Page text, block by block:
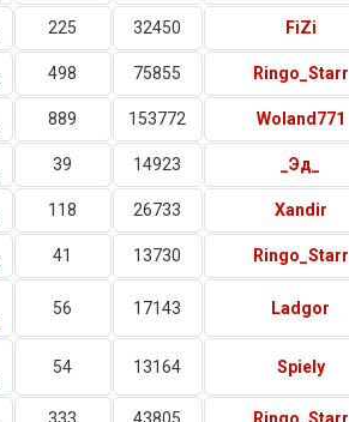
225 32450 FiZi
498 75855 Ringo_Starr
889 153772 Woland771
39 14923 _Эд_
118 26733 Xandir
41 13730 Ringo_Starr
56 17143 Ladgor
54 13164 Spiely